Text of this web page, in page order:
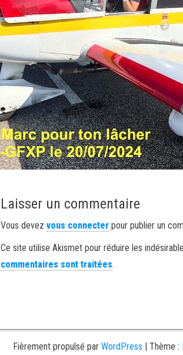
Laisser un commentaire
Vous devezvous connecter pour publier un
Ce site utilise Akismet pour réduire les
commentaires sont traitées.
Fièrement propulsé par WordPress | Thème :